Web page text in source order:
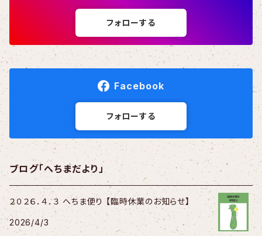
フォローする
Facebook
フォローする
ブログ「へちまだより」
２０２６．４．３ へちま便り 【臨時休業のお知らせ】
2026/4/3